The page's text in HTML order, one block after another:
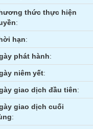
thức thực hiện
:
hạn:
phát hành:
niêm yết:
giao dịch đầu tiên:
giao dịch cuối
: